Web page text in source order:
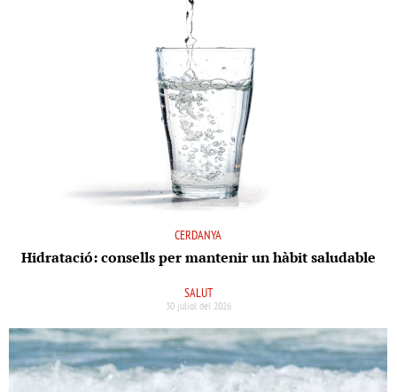
CERDANYA
Hidratació: consells per mantenir un hàbit saludable
SALUT
30 juliol del 2026